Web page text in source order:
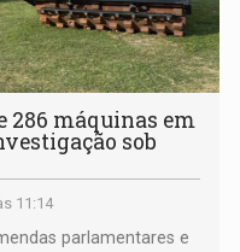
286 máquinas em
sob
11:14
parlamentares e